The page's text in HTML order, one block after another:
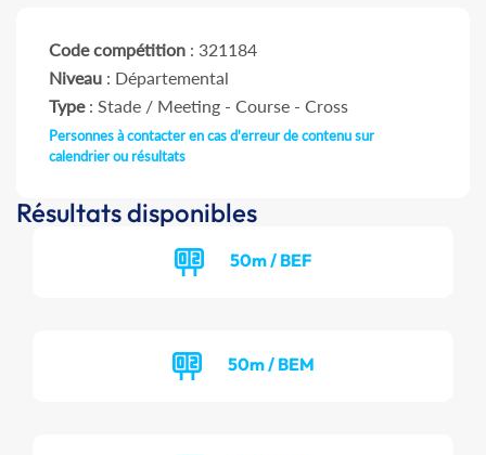
Code compétition : 321184
Niveau : Départemental
Type: Stade / Meeting - Course - Cross
Personnes à contacter en cas d'erreur de contenu sur
calendrier ou résultats
Résultats disponibles
50m / BEF
50m / BEM